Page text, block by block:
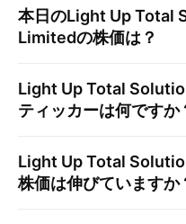
本日のLight Up Total
Limitedの株価は？
Light Up Total
ティッカーは何ですか
Light Up Total
株価は伸びていますか